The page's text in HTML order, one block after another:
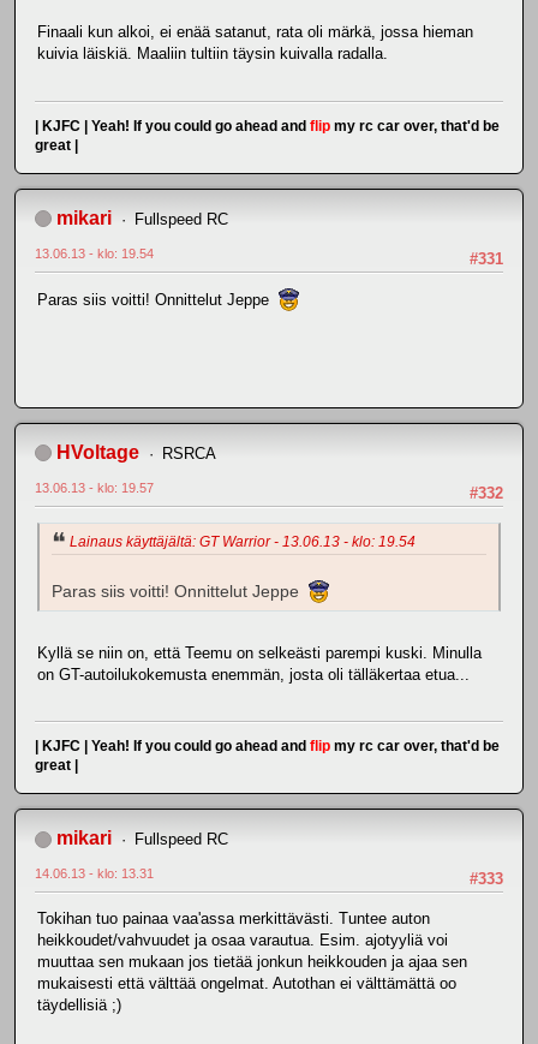
Finaali kun alkoi, ei enää satanut, rata oli märkä, jossa hieman
kuivia läiskiä. Maaliin tultiin täysin kuivalla radalla.
| KJFC | Yeah! If you could go ahead and flip my rc car over, that'd be
great |
mikari Fullspeed RC
#331
13.06.13 - klo: 19.54
Paras siis voitti! Onnittelut Jeppe
HVoltage RSRCA
#332
13.06.13 - klo: 19.57
Lainaus käyttäjältä: GT Warrior - 13.06.13 - klo: 19.54
Paras siis voitti! Onnittelut Jeppe
Kyllä se niin on, että Teemu on selkeästi parempi kuski. Minulla
on GT-autoilukokemusta enemmän, josta oli tälläkertaa etua...
| KJFC | Yeah! If you could go ahead and flip my rc car over, that'd be
great |
mikari Fullspeed RC
#333
14.06.13 - klo: 13.31
Tokihan tuo painaa vaa'assa merkittävästi. Tuntee auton
heikkoudet/vahvuudet ja osaa varautua. Esim. ajotyyliä voi
muuttaa sen mukaan jos tietää jonkun heikkouden ja ajaa sen
mukaisesti että välttää ongelmat. Autothan ei välttämättä oo
täydellisiä ;)